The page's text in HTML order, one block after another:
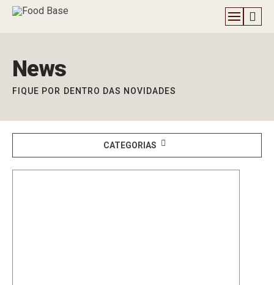
News
FIQUE POR DENTRO DAS NOVIDADES
CATEGORIAS
BASES PARA AÇAÍ